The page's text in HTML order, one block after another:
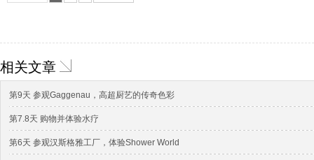
相关文章
第9天 参观Gaggenau，高超厨艺的传奇色彩
第7.8天 购物并体验水疗
第6天 参观汉斯格雅工厂，体验Shower World